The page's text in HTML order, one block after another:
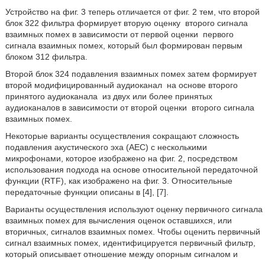
Устройство на фиг. 3 теперь отличается от фиг. 2 тем, что второй
блок 322 фильтра формирует вторую оценку второго сигнала
взаимных помех в зависимости от первой оценки
первого
сигнала взаимных помех, который был формирован первым
блоком 312 фильтра.
Второй блок 324 подавления взаимных помех затем формирует
второй модифицированный аудиоканал на основе второго
принятого аудиоканала
из двух или более принятых
аудиоканалов в зависимости от второй оценки
второго сигнала
взаимных помех.
Некоторые варианты осуществления сокращают сложность
подавления акустического эха (AEC) с несколькими
микрофонами, которое изображено на фиг. 2, посредством
использования подхода на основе относительной передаточной
функции (RTF), как изображено на фиг. 3. Относительные
передаточные функции описаны в [4], [7].
Варианты осуществления используют оценку первичного сигнала
взаимных помех для вычисления оценок оставшихся, или
вторичных, сигналов взаимных помех. Чтобы оценить первичный
сигнал взаимных помех, идентифицируется первичный фильтр,
который описывает отношение между опорным сигналом и